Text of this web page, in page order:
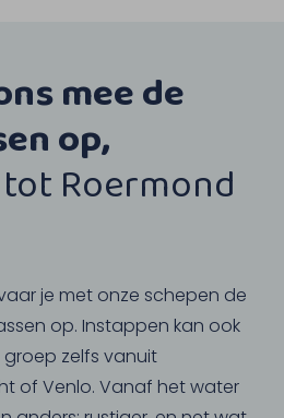
mee de
op,
Roermond
je met onze schepen de
op. Instappen kan ook
groep zelfs vanuit
of Venlo. Vanaf het water